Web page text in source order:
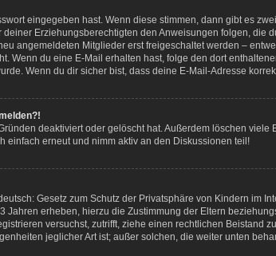
eingegeben hast. Wenn diese stimmen, dann gibt es
Erziehungsberechtigten den Anweisungen folgen, die
angemeldeten Mitglieder erst freigeschaltet werden –
Wenn du eine E-Mail erhalten hast, folge den dort
Wenn du dir sicher bist, dass deine E-Mail-Adresse
deaktiviert oder gelöscht hat. Außerdem löschen
erneut und nimm aktiv an den Diskussionen teil!
Gesetz zum Schutz der Privatsphäre von Kindern im
erheben, hierzu die Zustimmung der Eltern
versuchst, zutrifft, ziehe einen rechtlichen Beistand
jeglicher Art ist; außer solchen, die weiter unten